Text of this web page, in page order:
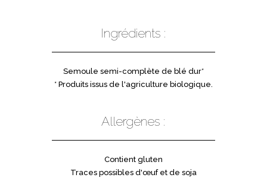
Ingrédients :
Semoule semi-complète de blé dur*
* Produits issus de l'agriculture biologique.
Allergènes :
Contient gluten
Traces possibles d'œuf et de soja